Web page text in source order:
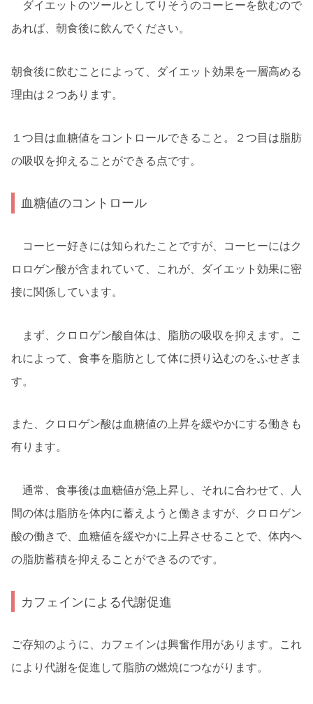
ダイエットのツールとしてりそうのコーヒーを飲むので
あれば、朝食後に飲んでください。
朝食後に飲むことによって、ダイエット効果を一層高める
理由は２つあります。
１つ目は血糖値をコントロールできること。２つ目は脂肪
の吸収を抑えることができる点です。
血糖値のコントロール
コーヒー好きには知られたことですが、コーヒーにはク
ロロゲン酸が含まれていて、これが、ダイエット効果に密
接に関係しています。
まず、クロロゲン酸自体は、脂肪の吸収を抑えます。こ
れによって、食事を脂肪として体に摂り込むのをふせぎま
す。
また、クロロゲン酸は血糖値の上昇を緩やかにする働きも
有ります。
通常、食事後は血糖値が急上昇し、それに合わせて、人
間の体は脂肪を体内に蓄えようと働きますが、クロロゲン
酸の働きで、血糖値を緩やかに上昇させることで、体内へ
の脂肪蓄積を抑えることができるのです。
カフェインによる代謝促進
ご存知のように、カフェインは興奮作用があります。これ
により代謝を促進して脂肪の燃焼につながります。